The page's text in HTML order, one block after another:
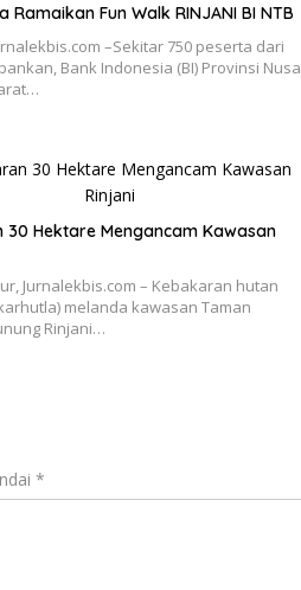
Ramaikan Fun Walk RINJANI BI NTB
–Sekitar 750 peserta dari
Bank Indonesia (BI) Provinsi Nusa
30 Hektare Mengancam Kawasan
Jurnalekbis.com – Kebakaran hutan
melanda kawasan Taman
Rinjani…
*